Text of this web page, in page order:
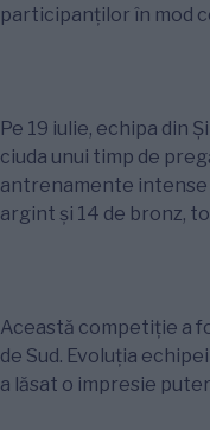
participanților în mod
Pe 19 iulie, echipa din
ciuda unui timp de
antrenamente intense
argint și 14 de bronz,
Această competiție a
de Sud. Evoluția
a lăsat o impresie